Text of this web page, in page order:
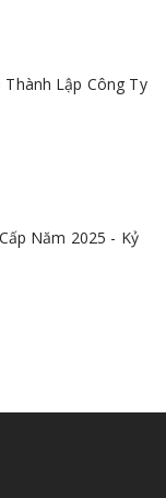
Lập Công Ty
Năm 2025 - Kỷ